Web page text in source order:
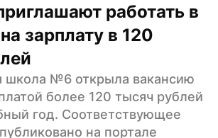
работать в
зарплату в 120
школа №6 открыла вакансию
более 120 тысяч рублей
год. Соответствующее
на портале